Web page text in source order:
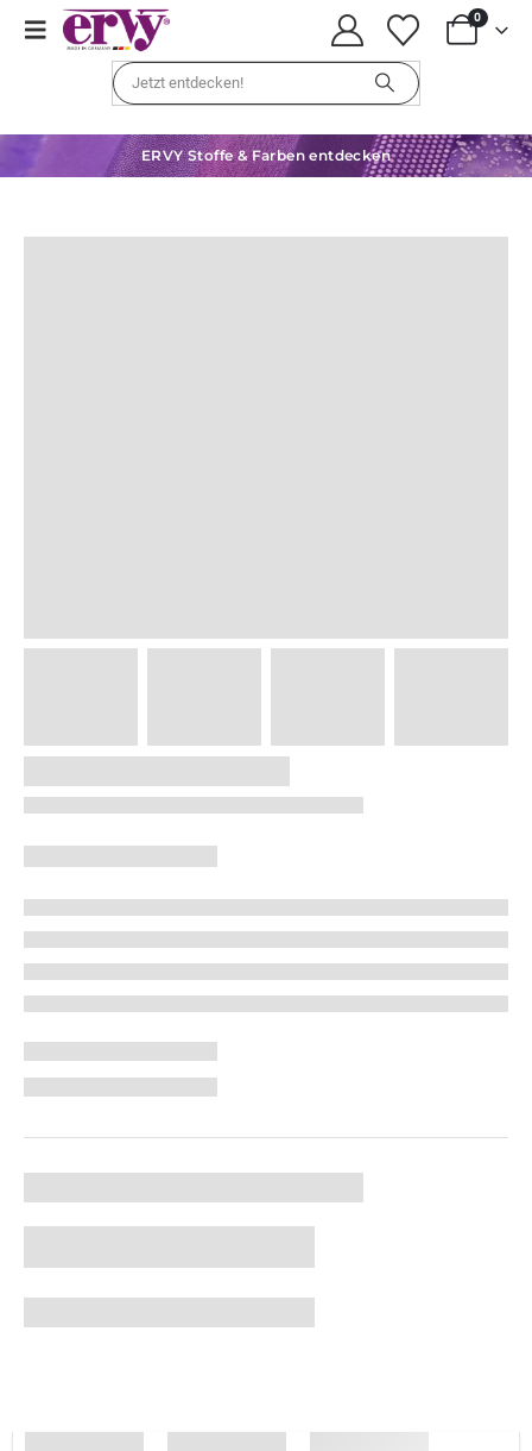
0
ERVY Stoffe & Farben entdecken